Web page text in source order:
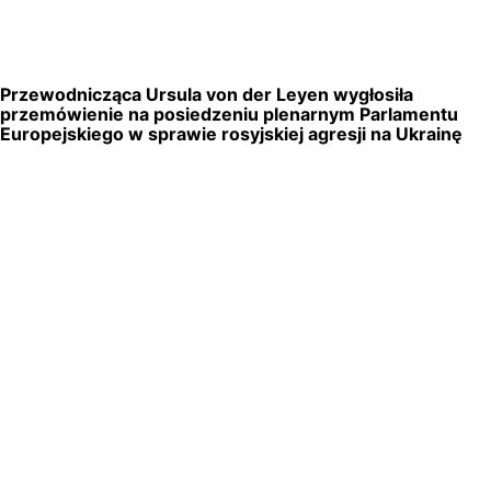
Przewodnicząca Ursula von der Leyen wygłosiła
przemówienie na posiedzeniu plenarnym Parlamentu
Europejskiego w sprawie rosyjskiej agresji na Ukrainę